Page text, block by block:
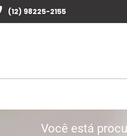
(12) 98225-2155
Você está